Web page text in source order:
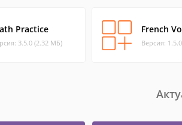
Practice
3.5.0 (2.32 МБ)
French
Версия: